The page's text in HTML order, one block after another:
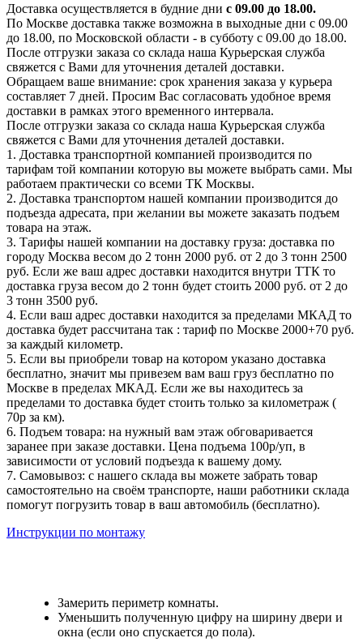
Доставка осуществляется в будние дни с 09.00 до 18.00.
По Москве доставка также возможна в выходные дни с 09.00
до 18.00, по Московской области - в субботу с 09.00 до 18.00.
После отгрузки заказа со склада наша Курьерская служба
свяжется с Вами для уточнения деталей доставки.
Обращаем ваше внимание: срок хранения заказа у курьера
составляет 7 дней. Просим Вас согласовать удобное время
доставки в рамках этого временного интервала.
После отгрузки заказа со склада наша Курьерская служба
свяжется с Вами для уточнения деталей доставки.
1. Доставка транспортной компанией производится по
тарифам той компании которую вы можете выбрать сами. Мы
работаем практически со всеми ТК Москвы.
2. Доставка транспортом нашей компании производится до
подъезда адресата, при желании вы можете заказать подъем
товара на этаж.
3. Тарифы нашей компании на доставку груза: доставка по
городу Москва весом до 2 тонн 2000 руб. от 2 до 3 тонн 2500
руб. Если же ваш адрес доставки находится внутри ТТК то
доставка груза весом до 2 тонн будет стоить 2000 руб. от 2 до
3 тонн 3500 руб.
4. Если ваш адрес доставки находится за пределами МКАД то
доставка будет рассчитана так : тариф по Москве 2000+70 руб.
за каждый километр.
5. Если вы приобрели товар на котором указано доставка
бесплатно, значит мы привезем вам ваш груз бесплатно по
Москве в пределах МКАД. Если же вы находитесь за
пределами то доставка будет стоить только за километраж (
70р за км).
6. Подъем товара: на нужный вам этаж обговаривается
заранее при заказе доставки. Цена подъема 100р/уп, в
зависимости от условий подъезда к вашему дому.
7. Самовывоз: с нашего склада вы можете забрать товар
самостоятельно на своём транспорте, наши работники склада
помогут погрузить товар в ваш автомобиль (бесплатно).
Инструкции по монтажу
Замерить периметр комнаты.
Уменьшить полученную цифру на ширину двери и
окна (если оно спускается до пола).